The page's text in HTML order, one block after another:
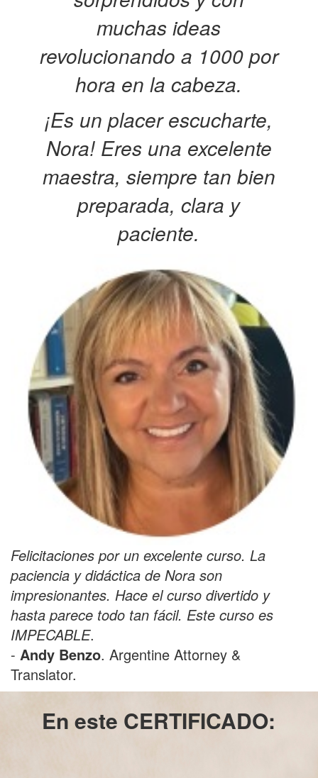
muchas ideas
revolucionando a 1000 por
hora en la cabeza.
¡Es un placer escucharte,
Nora! Eres una excelente
maestra, siempre tan bien
preparada, clara y
paciente.
Felicitaciones por un excelente curso. La
paciencia y didáctica de Nora son
impresionantes. Hace el curso divertido y
hasta parece todo tan fácil. Este curso es
IMPECABLE.
- Andy Benzo. Argentine Attorney &
Translator.
En este CERTIFICADO: